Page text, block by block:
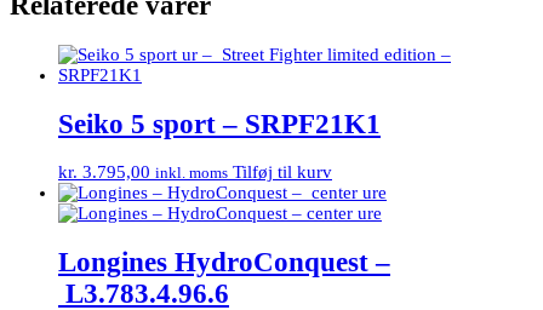
Seiko 5 sport – SRPF21K1
kr. 3.795,00 inkl. moms Tilføj til kurv
Longines HydroConquest –
L3.783.4.96.6